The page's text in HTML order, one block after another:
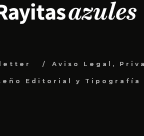
Aviso Legal,
Editorial y Tipografía